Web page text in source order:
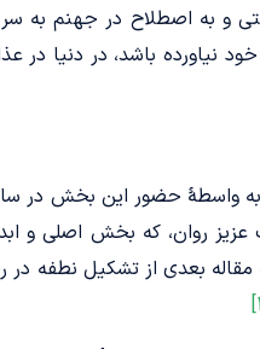
و به اصطلاح در جهنم به
خود نیاورده باشد، در دنیا
واسطۀ حضور این بخش در
عزیز روان، که بخش اصلی و
بعدی از تشکیل نطفه